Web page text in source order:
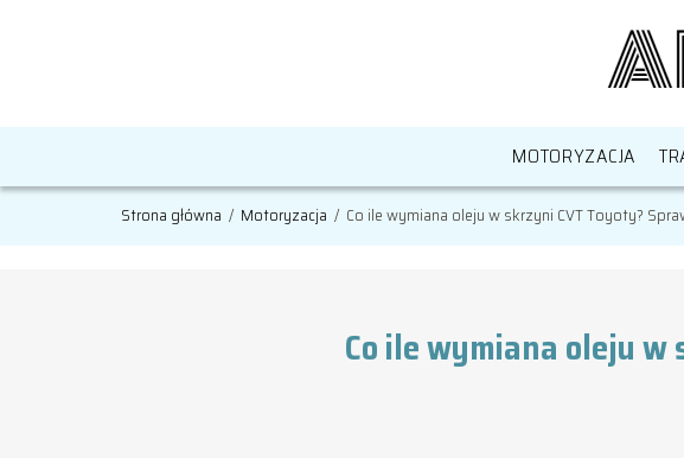
MOTORYZACJA
Strona główna / Motoryzacja / Co ile wymiana oleju w skrzyni CVT Toyoty?
Co ile wymiana oleju w